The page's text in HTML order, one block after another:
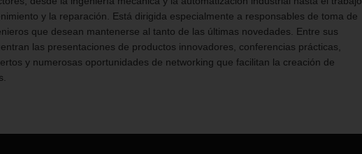
y la reparación. Está dirigida especialmente a responsables de toma de
que desean mantenerse al tanto de las últimas novedades. Entre sus
las presentaciones de productos innovadores, conferencias prácticas,
y numerosas oportunidades de networking que facilitan la creación de